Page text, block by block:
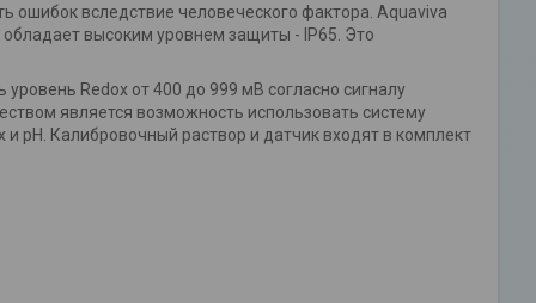
ошибок вследствие человеческого фактора. Aquaviva
обладает высоким уровнем защиты - IP65. Это
Redox от 400 до 999 мВ согласно сигналу
является возможность использовать систему
pH. Калибровочный раствор и датчик входят в комплект